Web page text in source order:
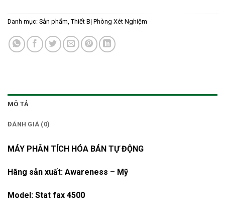
Danh mục: Sản phẩm Thiết Bị Phòng Xét Nghiệm
MÔ TẢ
ĐÁNH GIÁ (0)
MÁY PHÂN TÍCH HÓA BÁN TỰ ĐỘNG
Hãng sản xuất: Awareness – Mỹ
Model: Stat fax 4500